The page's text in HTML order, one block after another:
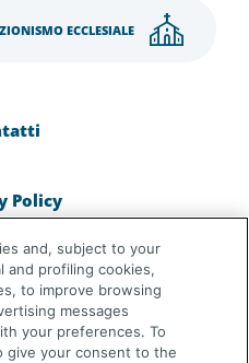
ECCLESIALE
Policy
Policy
Accessibilità
and, subject to your
and profiling cookies,
to improve browsing
messages
your preferences. To
give your consent to the